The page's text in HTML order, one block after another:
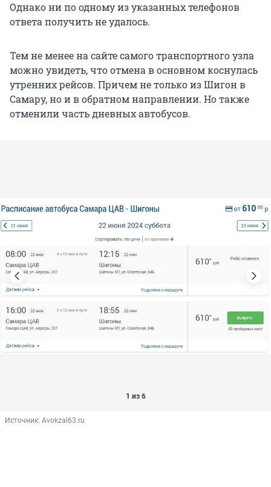
Однако ни по одному из указанных телефонов
ответа получить не удалось.
Тем не менее на сайте самого транспортного узла
можно увидеть, что отмена в основном коснулась
утренних рейсов. Причем не только из Шигон в
Самару, но и в обратном направлении. Но также
отменили часть дневных автобусов.
1 из 6
Источник: Avokzal63.ru